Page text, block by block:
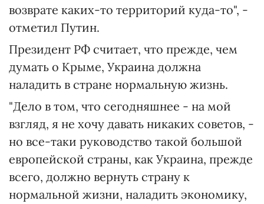
возврате каких-то территорий куда-то", -
отметил Путин.
Президент РФ считает, что прежде, чем
думать о Крыме, Украина должна
наладить в стране нормальную жизнь.
"Дело в том, что сегодняшнее - на мой
взгляд, я не хочу давать никаких советов, -
но все-таки руководство такой большой
европейской страны, как Украина, прежде
всего, должно вернуть страну к
нормальной жизни, наладить экономику,